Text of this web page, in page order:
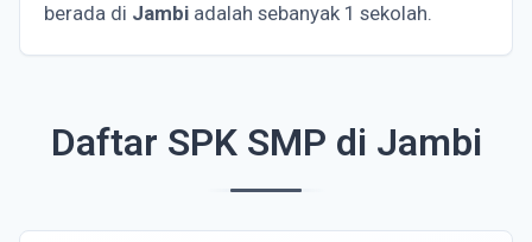
berada di Jambi adalah sebanyak 1 sekolah.
Daftar SPK SMP di Jambi